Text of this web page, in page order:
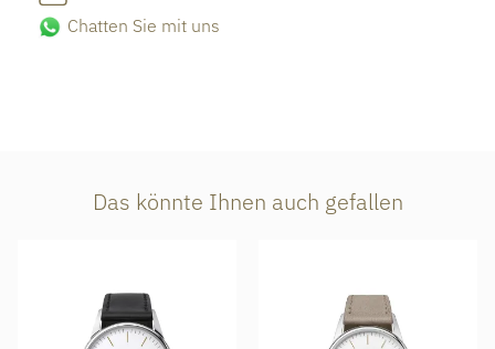
Chatten Sie mit uns
Das könnte Ihnen auch gefallen